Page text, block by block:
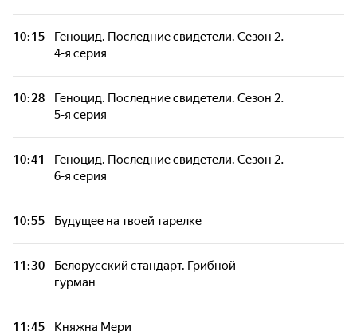
Практика. 7-я серия
10:15
Геноцид. Последние свидетели. Сезон 2.
4-я серия
10:28
Геноцид. Последние свидетели. Сезон 2.
5-я серия
10:41
Геноцид. Последние свидетели. Сезон 2.
6-я серия
10:55 Будущее на твоей тарелке
11:30
Белорусский стандарт. Грибной
гурман
11:45 Княжна Мери